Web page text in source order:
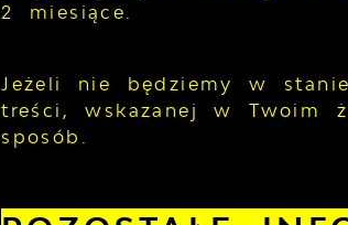
2 miesiące.
Jeżeli nie będziemy w
treści, wskazanej w Twoim
sposób.